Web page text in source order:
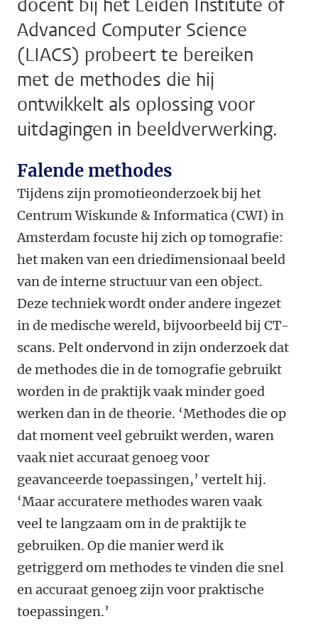
docent bij het Leiden Institute of
Advanced Computer Science
(LIACS) probeert te bereiken
met de methodes die hij
ontwikkelt als oplossing voor
uitdagingen in beeldverwerking.
Falende methodes
Tijdens zijn promotieonderzoek bij het
Centrum Wiskunde & Informatica (CWI) in
Amsterdam focuste hij zich op tomografie:
het maken van een driedimensionaal beeld
van de interne structuur van een object.
Deze techniek wordt onder andere ingezet
in de medische wereld, bijvoorbeeld bij CT-
scans. Pelt ondervond in zijn onderzoek dat
de methodes die in de tomografie gebruikt
worden in de praktijk vaak minder goed
werken dan in de theorie. ‘Methodes die op
dat moment veel gebruikt werden, waren
vaak niet accuraat genoeg voor
geavanceerde toepassingen,’ vertelt hij.
‘Maar accuratere methodes waren vaak
veel te langzaam om in de praktijk te
gebruiken. Op die manier werd ik
getriggerd om methodes te vinden die snel
en accuraat genoeg zijn voor praktische
toepassingen.’